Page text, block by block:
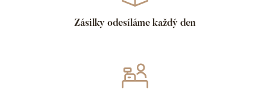
Zásilky odesíláme každý den